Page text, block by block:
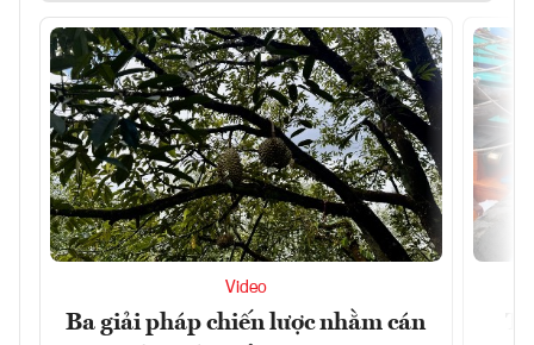
Video
Ba giải pháp chiến lược nhằm cán